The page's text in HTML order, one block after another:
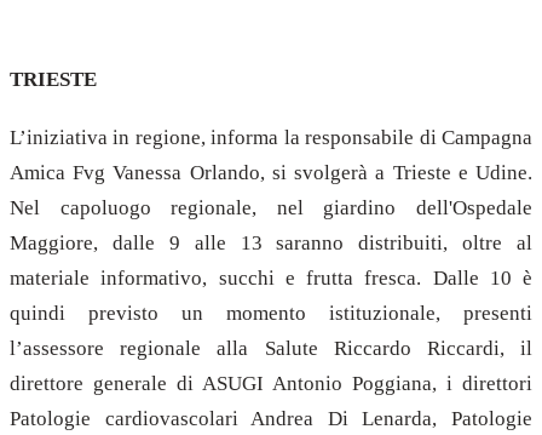
TRIESTE
L’iniziativa in regione, informa la responsabile di Campagna
Amica Fvg Vanessa Orlando, si svolgerà a Trieste e Udine.
Nel capoluogo regionale, nel giardino dell'Ospedale
Maggiore, dalle 9 alle 13 saranno distribuiti, oltre al
materiale informativo, succhi e frutta fresca. Dalle 10 è
quindi previsto un momento istituzionale, presenti
l’assessore regionale alla Salute Riccardo Riccardi, il
direttore generale di ASUGI Antonio Poggiana, i direttori
Patologie cardiovascolari Andrea Di Lenarda, Patologie